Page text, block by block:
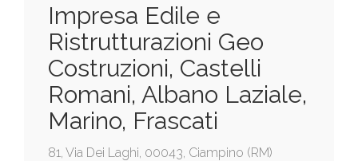
Impresa Edile e
Ristrutturazioni Geo
Costruzioni, Castelli
Romani, Albano Laziale,
Marino, Frascati
81, Via Dei Laghi, 00043, Ciampino (RM)